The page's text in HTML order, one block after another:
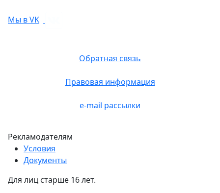
Мы в VK
Рекламодателям
Условия
Документы
Обратная связь
Правовая информация
e-mail рассылки
Для лиц старше 16 лет.